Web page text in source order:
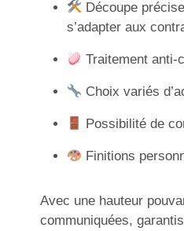
Découpe
s’adapter aux
Traitement anti-
Choix variés
Possibilité de
Finitions
Avec une hauteur
communiquées,